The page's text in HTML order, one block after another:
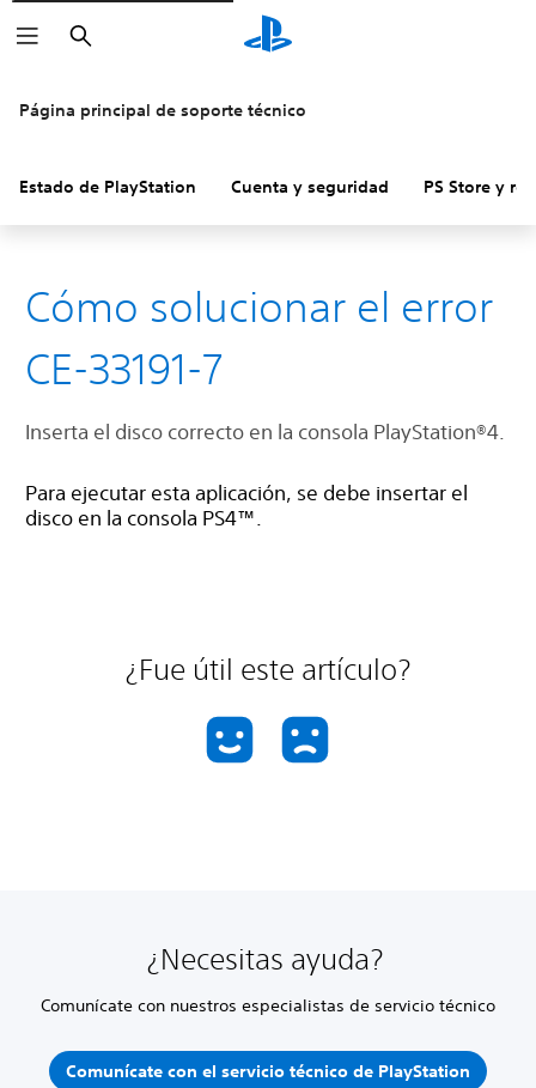
Buscar
Página principal de soporte técnico
Estado de PlayStation Cuenta y seguridad PS Store y
Cómo solucionar el error
CE-33191-7
Inserta el disco correcto en la consola PlayStation®4.
Para ejecutar esta aplicación, se debe insertar el
disco en la consola PS4™.
¿Fue útil este artículo?
¿Necesitas ayuda?
Comunícate con nuestros especialistas de servicio técnico
Comunícate con el servicio técnico de PlayStation